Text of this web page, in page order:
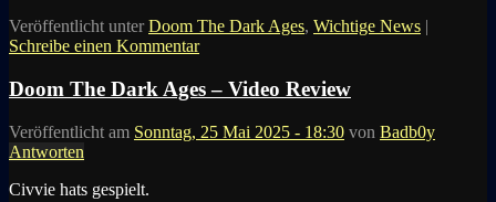
Veröffentlicht unter Doom The Dark Ages, Wichtige News |
Schreibe einen Kommentar
Doom The Dark Ages – Video Review
Veröffentlicht am Sonntag, 25 Mai 2025 - 18:30 von Badb0y
Antworten
Civvie hats gespielt.